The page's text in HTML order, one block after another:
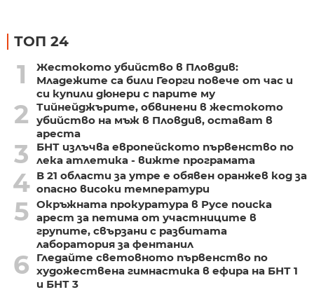
ТОП 24
1
Жестокото убийство в Пловдив:
Младежите са били Георги повече от час и
си купили дюнери с парите му
2
Тийнейджърите, обвинени в жестокото
убийство на мъж в Пловдив, остават в
ареста
3
БНТ излъчва европейското първенство по
лека атлетика - вижте програмата
4 В 21 области за утре е обявен оранжев код за
опасно високи температури
5 Окръжната прокуратура в Русе поиска
арест за петима от участниците в
групите, свързани с разбитата
лаборатория за фентанил
6
Гледайте световното първенство по
художествена гимнастика в ефира на БНТ 1
и БНТ 3